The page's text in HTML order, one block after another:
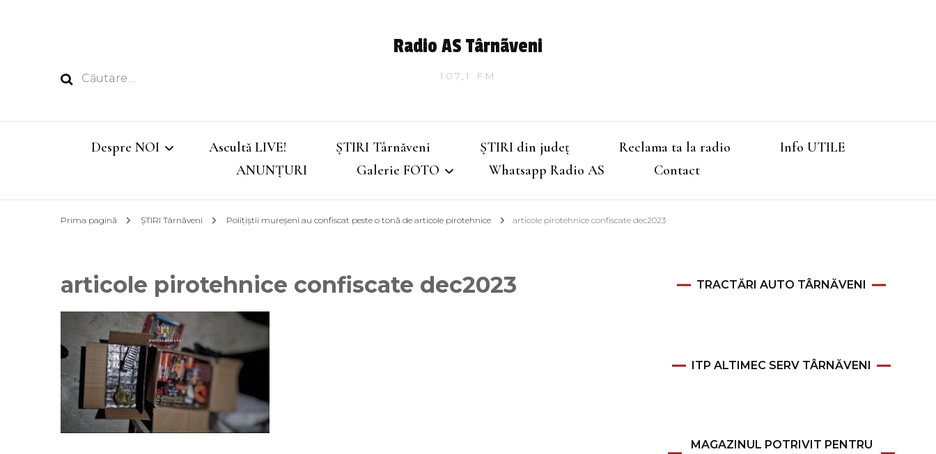
Caută
Radio AS Târnãveni
107,1 FM
Despre NOI
Program
Muzica
Podcast
Piesa ta pe 107.1FM
Ascultă LIVE! ȘTIRI Târnăveni ȘTIRI din județ Reclama ta la radio
Info UTILE
ANUNȚURI
Galerie FOTO Whatsapp Radio AS Contact
Prima pagină ȘTIRI Târnăveni Polițiștii mureșeni au confiscat peste o tonă de articole pirotehnice articole pirotehnice confiscate dec2023
articole pirotehnice confiscate dec2023 TRACTĂRI AUTO TÂRNĂVENI
ITP ALTIMEC SERV TÂRNĂVENI
MAGAZINUL POTRIVIT PENTRU